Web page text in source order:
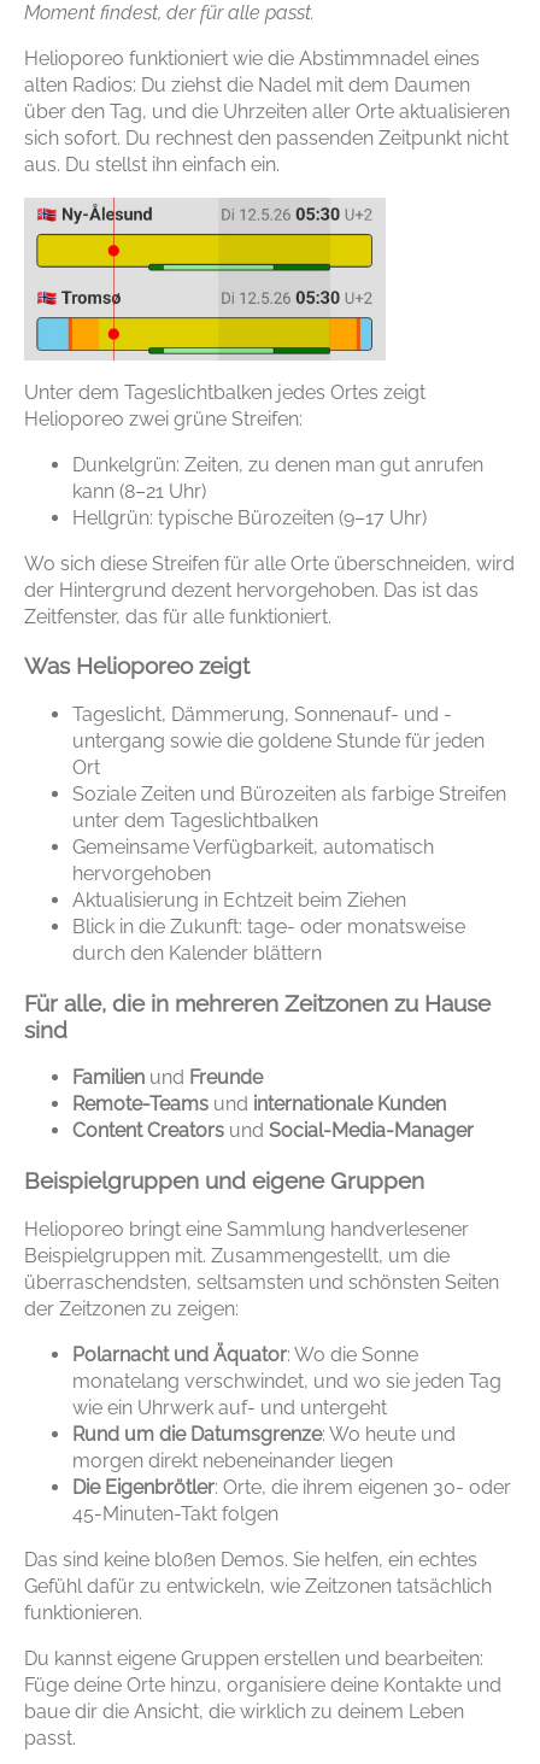
Moment findest, der für alle passt.
Helioporeo funktioniert wie die Abstimmnadel eines
alten Radios: Du ziehst die Nadel mit dem Daumen
über den Tag, und die Uhrzeiten aller Orte aktualisieren
sich sofort. Du rechnest den passenden Zeitpunkt nicht
aus. Du stellst ihn einfach ein.
Unter dem Tageslichtbalken jedes Ortes zeigt
Helioporeo zwei grüne Streifen:
Dunkelgrün: Zeiten, zu denen man gut anrufen
kann (8–21 Uhr)
Hellgrün: typische Bürozeiten (9–17 Uhr)
Wo sich diese Streifen für alle Orte überschneiden, wird
der Hintergrund dezent hervorgehoben. Das ist das
Zeitfenster, das für alle funktioniert.
Was Helioporeo zeigt
Tageslicht, Dämmerung, Sonnenauf- und -
untergang sowie die goldene Stunde für jeden
Ort
Soziale Zeiten und Bürozeiten als farbige Streifen
unter dem Tageslichtbalken
Gemeinsame Verfügbarkeit, automatisch
hervorgehoben
Aktualisierung in Echtzeit beim Ziehen
Blick in die Zukunft: tage- oder monatsweise
durch den Kalender blättern
Für alle, die in mehreren Zeitzonen zu Hause
sind
Familien und Freunde
Remote-Teams und internationale Kunden
Content Creators und Social-Media-Manager
Beispielgruppen und eigene Gruppen
Helioporeo bringt eine Sammlung handverlesener
Beispielgruppen mit. Zusammengestellt, um die
überraschendsten, seltsamsten und schönsten Seiten
der Zeitzonen zu zeigen:
Polarnacht und Äquator: Wo die Sonne
monatelang verschwindet, und wo sie jeden Tag
wie ein Uhrwerk auf- und untergeht
Rund um die Datumsgrenze: Wo heute und
morgen direkt nebeneinander liegen
Die Eigenbrötler: Orte, die ihrem eigenen 30- oder
45-Minuten-Takt folgen
Das sind keine bloßen Demos. Sie helfen, ein echtes
Gefühl dafür zu entwickeln, wie Zeitzonen tatsächlich
funktionieren.
Du kannst eigene Gruppen erstellen und bearbeiten:
Füge deine Orte hinzu, organisiere deine Kontakte und
baue dir die Ansicht, die wirklich zu deinem Leben
passt.